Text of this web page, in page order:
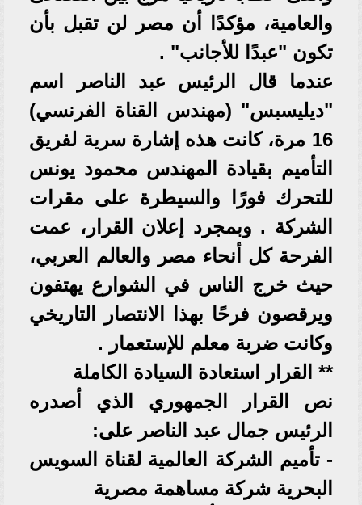
والعامية، مؤكدًا أن مصر لن تقبل بأن
تكون "عبدًا للأجانب" .
عندما قال الرئيس عبد الناصر اسم
"ديليسبس" (مهندس القناة الفرنسي)
16 مرة، كانت هذه إشارة سرية لفريق
التأميم بقيادة المهندس محمود يونس
للتحرك فورًا والسيطرة على مقرات
الشركة . وبمجرد إعلان القرار، عمت
الفرحة كل أنحاء مصر والعالم العربي،
حيث خرج الناس في الشوارع يهتفون
ويرقصون فرحًا بهذا الانتصار التاريخي
وكانت ضربة معلم للإستعمار .
** القرار استعادة السيادة الكاملة
نص القرار الجمهوري الذي أصدره
الرئيس جمال عبد الناصر على:
- تأميم الشركة العالمية لقناة السويس
البحرية شركة مساهمة مصرية